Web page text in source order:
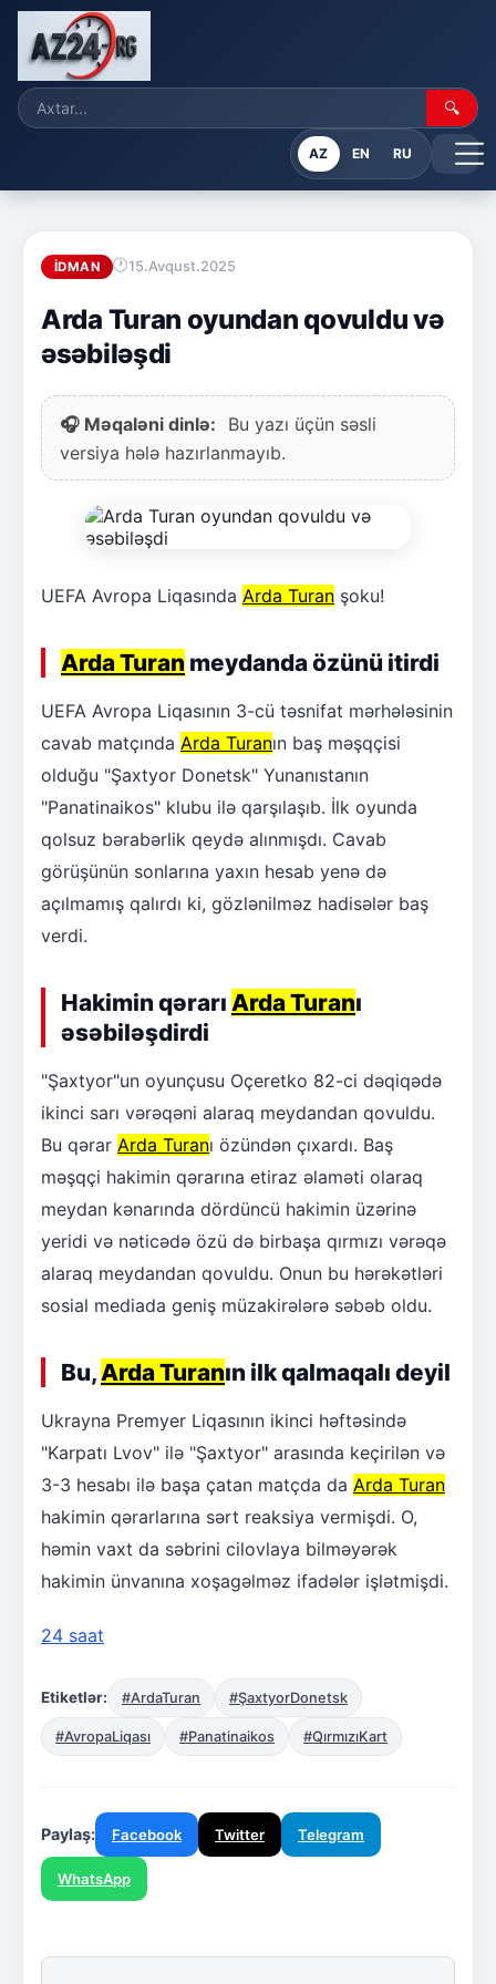
🔍
AZ EN RU
İDMAN 15.Avqust.2025
Arda Turan oyundan qovuldu və
əsəbiləşdi
🎧 Məqaləni dinlə:
Bu yazı üçün səsli
versiya hələ hazırlanmayıb.
UEFA Avropa Liqasında Arda Turan şoku!
Arda Turan meydanda özünü itirdi
UEFA Avropa Liqasının 3-cü təsnifat mərhələsinin
cavab matçında Arda Turanın baş məşqçisi
olduğu "Şaxtyor Donetsk" Yunanıstanın
"Panatinaikos" klubu ilə qarşılaşıb. İlk oyunda
qolsuz bərabərlik qeydə alınmışdı. Cavab
görüşünün sonlarına yaxın hesab yenə də
açılmamış qalırdı ki, gözlənilməz hadisələr baş
verdi.
Hakimin qərarı Arda Turanı
əsəbiləşdirdi
"Şaxtyor"un oyunçusu Oçeretko 82-ci dəqiqədə
ikinci sarı vərəqəni alaraq meydandan qovuldu.
Bu qərar Arda Turanı özündən çıxardı. Baş
məşqçi hakimin qərarına etiraz əlaməti olaraq
meydan kənarında dördüncü hakimin üzərinə
yeridi və nəticədə özü də birbaşa qırmızı vərəqə
alaraq meydandan qovuldu. Onun bu hərəkətləri
sosial mediada geniş müzakirələrə səbəb oldu.
Bu, Arda Turanın ilk qalmaqalı deyil
Ukrayna Premyer Liqasının ikinci həftəsində
"Karpatı Lvov" ilə "Şaxtyor" arasında keçirilən və
3-3 hesabı ilə başa çatan matçda da Arda Turan
hakimin qərarlarına sərt reaksiya vermişdi. O,
həmin vaxt da səbrini cilovlaya bilməyərək
hakimin ünvanına xoşagəlməz ifadələr işlətmişdi.
24 saat
Etiketlər: #ArdaTuran #ŞaxtyorDonetsk
#AvropaLiqası #Panatinaikos #QırmızıKart
Paylaş: Facebook Twitter Telegram
WhatsApp